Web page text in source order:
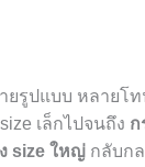
ยรูปแบบ หลายโ
เล็กไปจนถึง ก
size ใหญ่ กลับก